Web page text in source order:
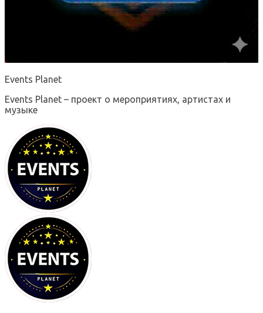
Events Planet
Events Planet – проект о мероприятиях, артистах и
музыке